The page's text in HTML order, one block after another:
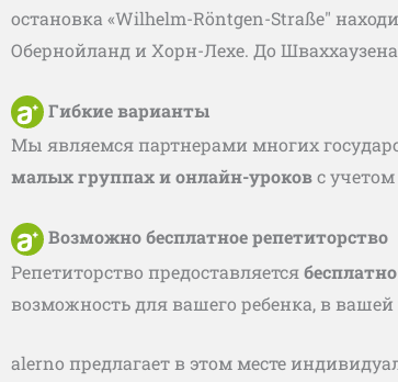
остановка «Wilhelm-Röntgen-Straße"
Обернойланд и Хорн-Лехе. До
Гибкие варианты
Мы являемся партнерами многих
малых группах и онлайн-уроковс
Возможно бесплатное репетиторство
Репетиторство предоставляетсябесплатно
возможность для вашего ребенка, в
alerno предлагает в этом месте